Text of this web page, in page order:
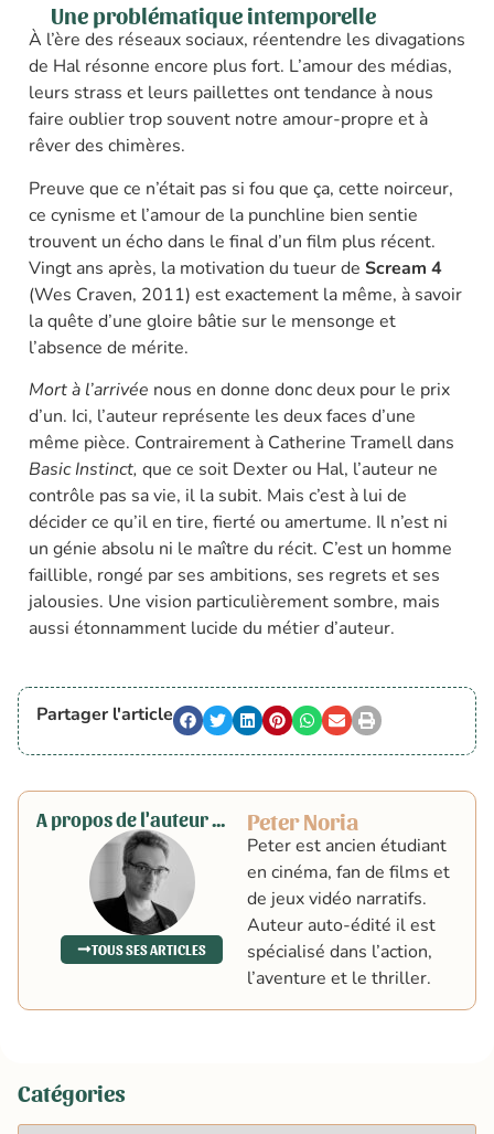
Une problématique intemporelle
À l’ère des réseaux sociaux, réentendre les divagations
de Hal résonne encore plus fort. L’amour des médias,
leurs strass et leurs paillettes ont tendance à nous
faire oublier trop souvent notre amour-propre et à
rêver des chimères.
Preuve que ce n’était pas si fou que ça, cette noirceur,
ce cynisme et l’amour de la punchline bien sentie
trouvent un écho dans le final d’un film plus récent.
Vingt ans après, la motivation du tueur de Scream 4
(Wes Craven, 2011) est exactement la même, à savoir
la quête d’une gloire bâtie sur le mensonge et
l’absence de mérite.
Mort à l’arrivée nous en donne donc deux pour le prix
d’un. Ici, l’auteur représente les deux faces d’une
même pièce. Contrairement à Catherine Tramell dans
Basic Instinct, que ce soit Dexter ou Hal, l’auteur ne
contrôle pas sa vie, il la subit. Mais c’est à lui de
décider ce qu’il en tire, fierté ou amertume. Il n’est ni
un génie absolu ni le maître du récit. C’est un homme
faillible, rongé par ses ambitions, ses regrets et ses
jalousies. Une vision particulièrement sombre, mais
aussi étonnamment lucide du métier d’auteur.
Partager l'article
A propos de l'auteur ...
TOUS SES ARTICLES
Peter Noria
Peter est ancien étudiant
en cinéma, fan de films et
de jeux vidéo narratifs.
Auteur auto-édité il est
spécialisé dans l’action,
l’aventure et le thriller.
Catégories